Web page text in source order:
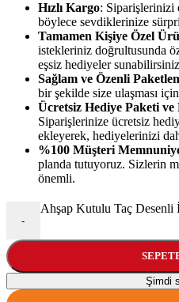
Hızlı Kargo: Siparişlerinizi
böylece sevdiklerinize
Tamamen Kişiye Özel
istekleriniz doğrultusunda
eşsiz hediyeler
Sağlam ve Özenli
bir şekilde size ulaşması
Ücretsiz Hediye Paketi
Siparişlerinize ücretsiz
ekleyerek, hediyelerinizi
%100 Müşteri
planda tutuyoruz. Sizlerin
önemli.
-
Ahşap Kutulu Taç Desenli
Şimdi